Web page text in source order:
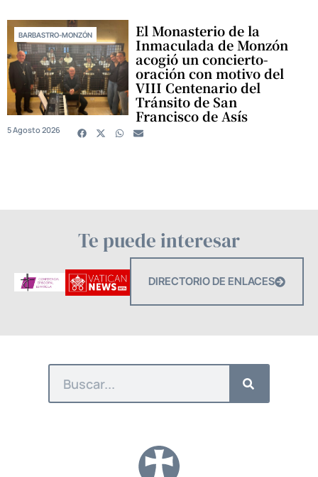
BARBASTRO-MONZÓN El Monasterio de la
Inmaculada de Monzón
acogió un concierto-
oración con motivo del
VIII Centenario del
Tránsito de San
Francisco de Asís
5 Agosto 2026
Te puede interesar
DIRECTORIO DE ENLACES